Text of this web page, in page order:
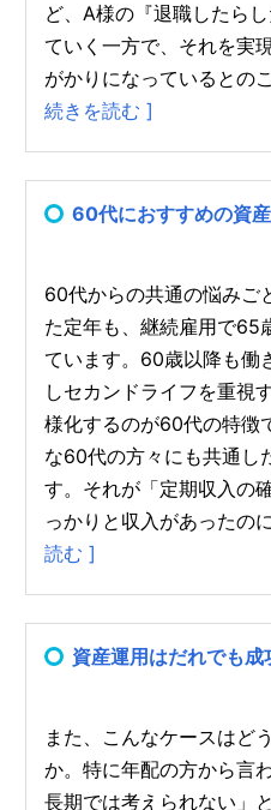
ど、A様の『退職したら
ていく一方で、それを実
がかりになっているとの
続きを読む ]
60代におすすめの資産
60代からの共通の悩みご
た定年も、継続雇用で65
ています。60歳以降も働
しセカンドライフを重視
様化するのが60代の特徴
な60代の方々にも共通し
す。それが「定期収入の
っかりと収入があったの
読む ]
資産運用はだれでも成
また、こんなケースはど
か。特に年配の方から言
長期では考えられない」